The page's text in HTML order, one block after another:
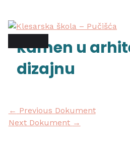
content
menu
kamen u
dizajnu
← Previous Dokument
Next Dokument →